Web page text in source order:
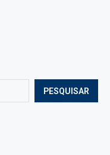
PESQUISAR